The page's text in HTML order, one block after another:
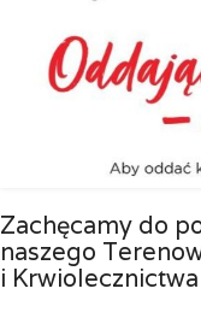
Zachęcamy do
naszego
i Krwiolecznictwa